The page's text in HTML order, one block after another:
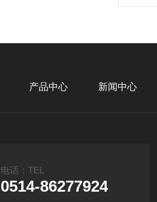
产品中心 新闻中心
电话：TEL
0514-86277924